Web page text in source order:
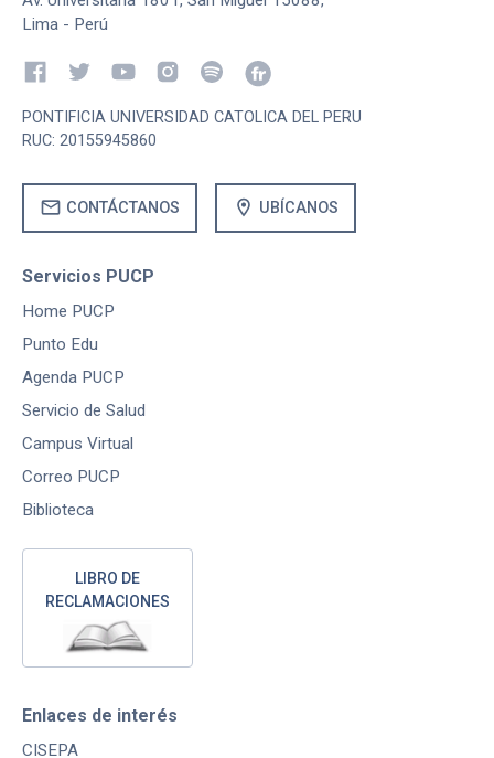
Lima - Perú
PONTIFICIA UNIVERSIDAD CATOLICA DEL PERU
RUC: 20155945860
mail CONTÁCTANOS location_on UBÍCANOS
Servicios PUCP
Home PUCP
Punto Edu
Agenda PUCP
Servicio de Salud
Campus Virtual
Correo PUCP
Biblioteca
LIBRO DE
RECLAMACIONES
Enlaces de interés
CISEPA